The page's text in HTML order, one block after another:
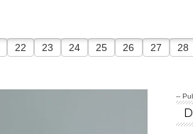
22 23 24 25 26 27 28
--